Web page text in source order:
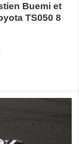
Buemi et
TS050 8